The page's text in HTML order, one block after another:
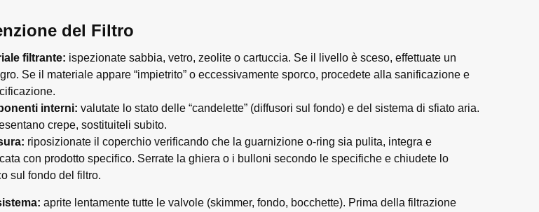
del Filtro
filtrante: ispezionate sabbia, vetro, zeolite o cartuccia. Se il livello è sceso, effettuate un
Se il materiale appare “impietrito” o eccessivamente sporco, procedete alla sanificazione e
interni: valutate lo stato delle “candelette” (diffusori sul fondo) e del sistema di sfiato aria.
crepe, sostituiteli subito.
riposizionate il coperchio verificando che la guarnizione o-ring sia pulita, integra e
con prodotto specifico. Serrate la ghiera o i bulloni secondo le specifiche e chiudete lo
sul fondo del filtro.
aprite lentamente tutte le valvole (skimmer, fondo, bocchette). Prima della filtrazione